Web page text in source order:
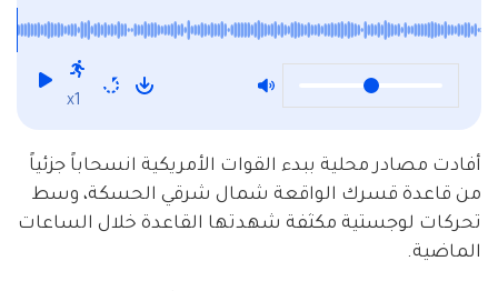
الحسكة
x1
أفادت مصادر محلية ببدء القوات الأمريكية انسحاباً جزئياً
من قاعدة قسرك الواقعة شمال شرقي الحسكة، وسط
تحركات لوجستية مكثفة شهدتها القاعدة خلال الساعات
الماضية.